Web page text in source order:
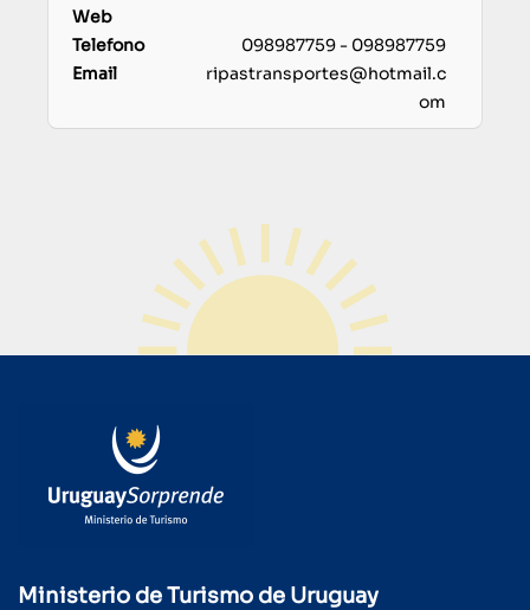
098987759 - 098987759
ripastransportes@hotmail.c
om
Ministerio de Turismo de Uruguay